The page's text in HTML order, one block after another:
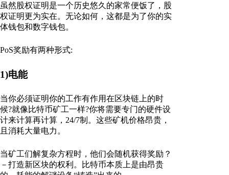
虽然股权证明是一个历史悠久的家常便饭了，股
权证明更为实在。无论如何，这都是为了你的实
体钱包和数字钱包。
PoS奖励有两种形式:
1)电能
当你必须证明你的工作有作用在区块链上的时
候?就像比特币矿工一样?你将需要专门的硬件设
计来计算再计算，24/7制。这些矿机价格昂贵，
且消耗大量电力。
当矿工们解复杂方程时，他们会随机获得奖励？
－打造新区块的权利。比特币本质上是由昂贵